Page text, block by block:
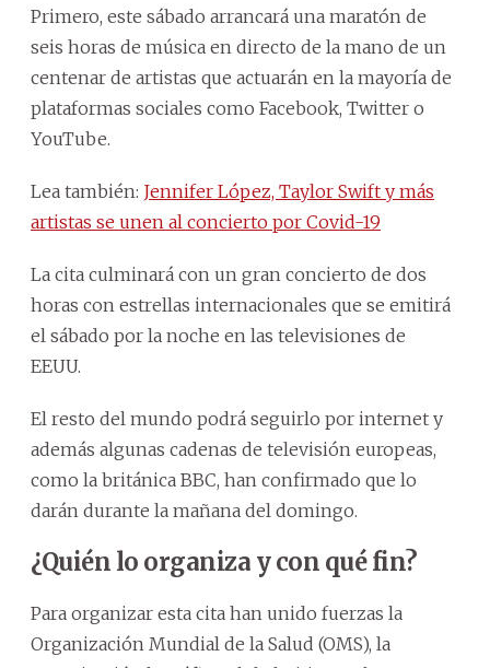
Primero, este sábado arrancará una maratón de
seis horas de música en directo de la mano de un
centenar de artistas que actuarán en la mayoría de
plataformas sociales como Facebook, Twitter o
YouTube.
Lea también: Jennifer López, Taylor Swift y más
artistas se unen al concierto por Covid-19
La cita culminará con un gran concierto de dos
horas con estrellas internacionales que se emitirá
el sábado por la noche en las televisiones de
EEUU.
El resto del mundo podrá seguirlo por internet y
además algunas cadenas de televisión europeas,
como la británica BBC, han confirmado que lo
darán durante la mañana del domingo.
¿Quién lo organiza y con qué fin?
Para organizar esta cita han unido fuerzas la
Organización Mundial de la Salud (OMS), la